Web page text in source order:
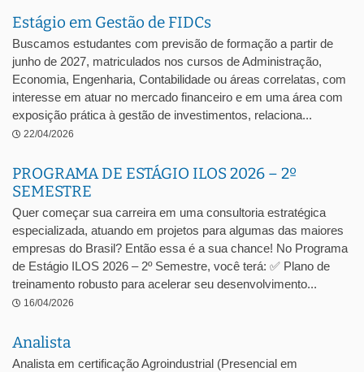
Estágio em Gestão de FIDCs
Buscamos estudantes com previsão de formação a partir de
junho de 2027, matriculados nos cursos de Administração,
Economia, Engenharia, Contabilidade ou áreas correlatas, com
interesse em atuar no mercado financeiro e em uma área com
exposição prática à gestão de investimentos, relaciona...
22/04/2026
PROGRAMA DE ESTÁGIO ILOS 2026 – 2º
SEMESTRE
Quer começar sua carreira em uma consultoria estratégica
especializada, atuando em projetos para algumas das maiores
empresas do Brasil? Então essa é a sua chance! No Programa
de Estágio ILOS 2026 – 2º Semestre, você terá: ✅ Plano de
treinamento robusto para acelerar seu desenvolvimento...
16/04/2026
Analista
Analista em certificação Agroindustrial (Presencial em